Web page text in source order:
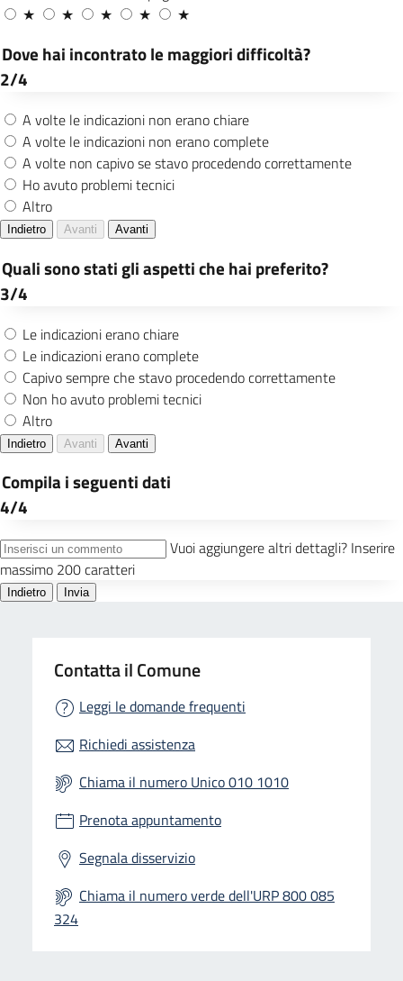
Contatta il Comune
Leggi le domande frequenti
Richiedi assistenza
Chiama il numero Unico 010 1010
Prenota appuntamento
Segnala disservizio
Chiama il numero verde dell'URP 800 085
324